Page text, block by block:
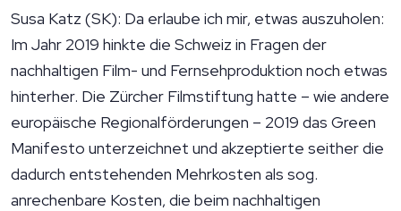
Susa Katz (SK): Da erlaube ich mir, etwas auszuholen:
Im Jahr 2019 hinkte die Schweiz in Fragen der
nachhaltigen Film- und Fernsehproduktion noch etwas
hinterher. Die Zürcher Filmstiftung hatte – wie andere
europäische Regionalförderungen – 2019 das Green
Manifesto unterzeichnet und akzeptierte seither die
dadurch entstehenden Mehrkosten als sog.
anrechenbare Kosten, die beim nachhaltigen